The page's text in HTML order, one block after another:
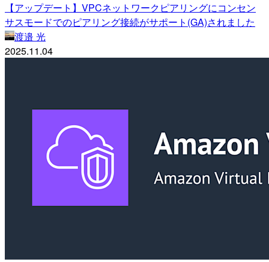
【アップデート】VPCネットワークピアリングにコンセン
サスモードでのピアリング接続がサポート(GA)されました
渡邉 光
2025.11.04